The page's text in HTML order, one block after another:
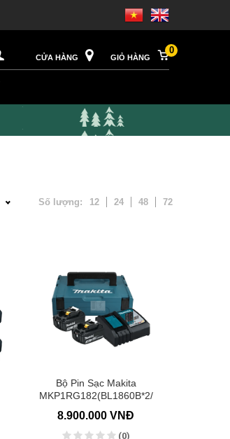
CỬA HÀNG GIỎ HÀNG
0
Số lượng: 12 24 48 72
Bộ Pin Sạc Makita
MKP1RG182(BL1860B*2/
8.900.000 VNĐ
(0)